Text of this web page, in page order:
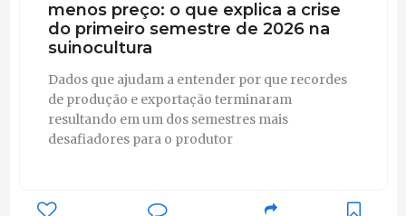
menos preço: o que explica a crise
do primeiro semestre de 2026 na
suinocultura
Dados que ajudam a entender por que recordes
de produção e exportação terminaram
resultando em um dos semestres mais
desafiadores para o produtor